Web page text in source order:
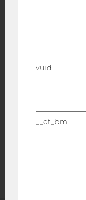
vuid
__cf_bm